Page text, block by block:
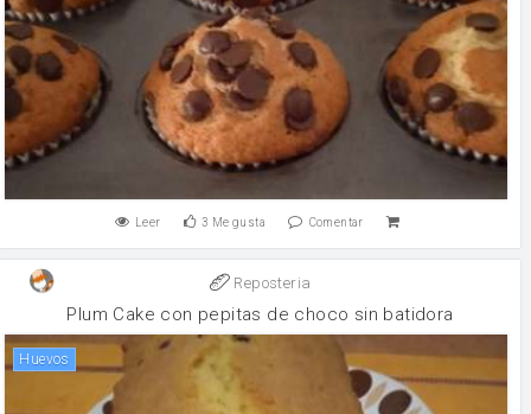
Leer 3 Me gusta Comentar
Reposteria
Plum Cake con pepitas de choco sin batidora
huevos